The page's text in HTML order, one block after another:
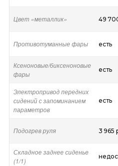
Цвет «металлик» 49
Противотуманные фары есть
Ксеноновые/биксеноновые
фары
есть
Электропривод передних
сидений с запоминанием
параметров
есть
Подогрев руля 3 965
Складное заднее сиденье
(1/1)